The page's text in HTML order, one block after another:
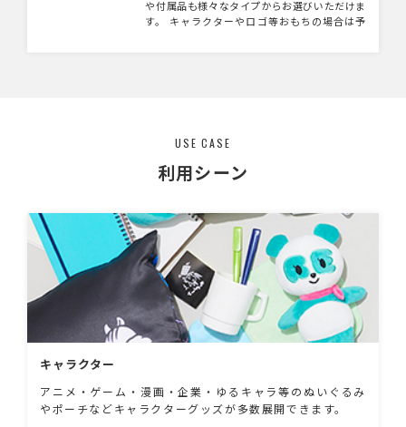
や付属品も様々なタイプからお選びいただけま
す。 キャラクターやロゴ等おもちの場合は予
USE CASE
利用シーン
キャラクター
アニメ・ゲーム・漫画・企業・ゆるキャラ等のぬいぐるみ
やポーチなどキャラクターグッズが多数展開できます。